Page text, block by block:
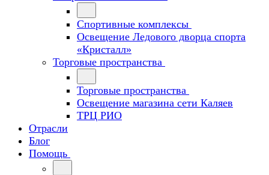
Спортивные комплексы
Освещение Ледового дворца спорта
«Кристалл»
Торговые пространства
Торговые пространства
Освещение магазина сети Каляев
ТРЦ РИО
Отрасли
Блог
Помощь